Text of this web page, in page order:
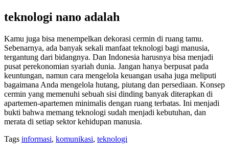
teknologi nano adalah
Kamu juga bisa menempelkan dekorasi cermin di ruang tamu.
Sebenarnya, ada banyak sekali manfaat teknologi bagi manusia,
tergantung dari bidangnya. Dan Indonesia harusnya bisa menjadi
pusat perekonomian syariah dunia. Jangan hanya berpusat pada
keuntungan, namun cara mengelola keuangan usaha juga meliputi
bagaimana Anda mengelola hutang, piutang dan persediaan. Konsep
cermin yang memenuhi sebuah sisi dinding banyak diterapkan di
apartemen-apartemen minimalis dengan ruang terbatas. Ini menjadi
bukti bahwa memang teknologi sudah menjadi kebutuhan, dan
merata di setiap sektor kehidupan manusia.
Tags informasi, komunikasi, teknologi